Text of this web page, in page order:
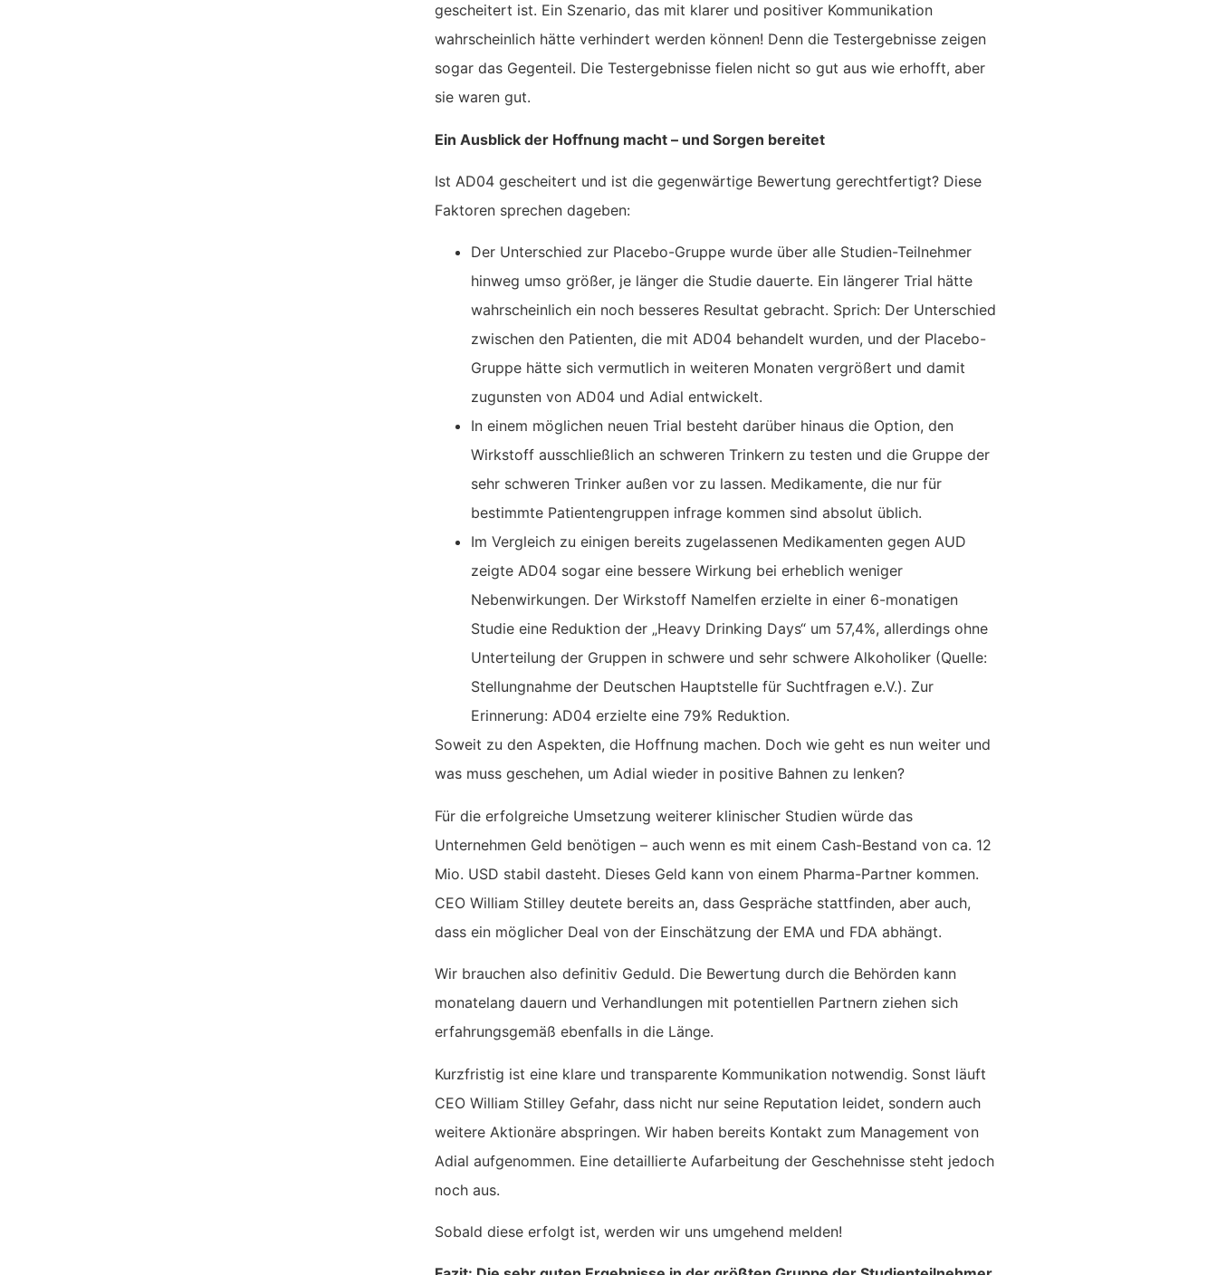
gescheitert ist. Ein Szenario, das mit klarer und positiver Kommunikation
wahrscheinlich hätte verhindert werden können! Denn die Testergebnisse zeigen
sogar das Gegenteil. Die Testergebnisse fielen nicht so gut aus wie erhofft, aber
sie waren gut.
Ein Ausblick der Hoffnung macht – und Sorgen bereitet
Ist AD04 gescheitert und ist die gegenwärtige Bewertung gerechtfertigt? Diese
Faktoren sprechen dageben:
Der Unterschied zur Placebo-Gruppe wurde über alle Studien-Teilnehmer
hinweg umso größer, je länger die Studie dauerte. Ein längerer Trial hätte
wahrscheinlich ein noch besseres Resultat gebracht. Sprich: Der Unterschied
zwischen den Patienten, die mit AD04 behandelt wurden, und der Placebo-
Gruppe hätte sich vermutlich in weiteren Monaten vergrößert und damit
zugunsten von AD04 und Adial entwickelt.
In einem möglichen neuen Trial besteht darüber hinaus die Option, den
Wirkstoff ausschließlich an schweren Trinkern zu testen und die Gruppe der
sehr schweren Trinker außen vor zu lassen. Medikamente, die nur für
bestimmte Patientengruppen infrage kommen sind absolut üblich.
Im Vergleich zu einigen bereits zugelassenen Medikamenten gegen AUD
zeigte AD04 sogar eine bessere Wirkung bei erheblich weniger
Nebenwirkungen. Der Wirkstoff Namelfen erzielte in einer 6-monatigen
Studie eine Reduktion der „Heavy Drinking Days“ um 57,4%, allerdings ohne
Unterteilung der Gruppen in schwere und sehr schwere Alkoholiker (Quelle:
Stellungnahme der Deutschen Hauptstelle für Suchtfragen e.V.). Zur
Erinnerung: AD04 erzielte eine 79% Reduktion.
Soweit zu den Aspekten, die Hoffnung machen. Doch wie geht es nun weiter und
was muss geschehen, um Adial wieder in positive Bahnen zu lenken?
Für die erfolgreiche Umsetzung weiterer klinischer Studien würde das
Unternehmen Geld benötigen – auch wenn es mit einem Cash-Bestand von ca. 12
Mio. USD stabil dasteht. Dieses Geld kann von einem Pharma-Partner kommen.
CEO William Stilley deutete bereits an, dass Gespräche stattfinden, aber auch,
dass ein möglicher Deal von der Einschätzung der EMA und FDA abhängt.
Wir brauchen also definitiv Geduld. Die Bewertung durch die Behörden kann
monatelang dauern und Verhandlungen mit potentiellen Partnern ziehen sich
erfahrungsgemäß ebenfalls in die Länge.
Kurzfristig ist eine klare und transparente Kommunikation notwendig. Sonst läuft
CEO William Stilley Gefahr, dass nicht nur seine Reputation leidet, sondern auch
weitere Aktionäre abspringen. Wir haben bereits Kontakt zum Management von
Adial aufgenommen. Eine detaillierte Aufarbeitung der Geschehnisse steht jedoch
noch aus.
Sobald diese erfolgt ist, werden wir uns umgehend melden!